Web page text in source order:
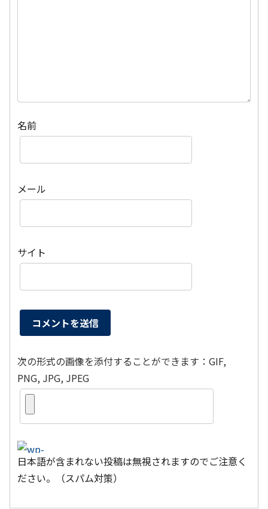
名前
メール
サイト
次の形式の画像を添付することができます：GIF,
PNG, JPG, JPEG
日本語が含まれない投稿は無視されますのでご注意く
ださい。（スパム対策）